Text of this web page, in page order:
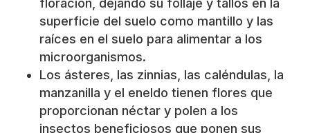
superficie del suelo como mantillo y las
raíces en el suelo para alimentar a los
microorganismos.
Los ásteres, las zinnias, las caléndulas, la
manzanilla y el eneldo tienen flores que
proporcionan néctar y polen a los
insectos beneficiosos que ponen sus